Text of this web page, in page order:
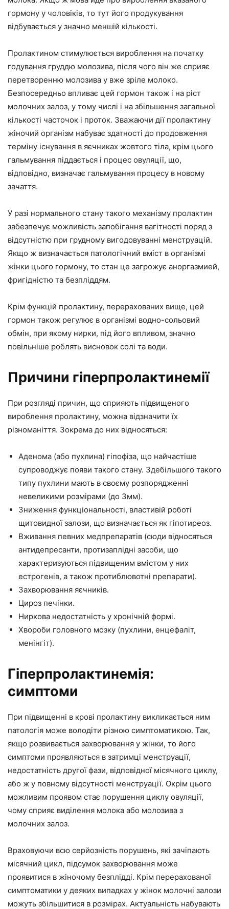
гормону у чоловіків, то тут його продукування
відбувається у значно меншій кількості.
Пролактином стимулюється вироблення на початку
годування груддю молозива, після чого він же сприяє
перетворенню молозива у вже зріле молоко.
Безпосередньо впливає цей гормон також і на ріст
молочних залоз, у тому числі і на збільшення загальної
кількості часточок і проток. Зважаючи дії пролактину
жіночий організм набуває здатності до продовження
терміну існування в яєчниках жовтого тіла, крім цього
гальмування піддається і процес овуляції, що,
відповідно, визначає гальмування процесу в новому
зачаття.
У разі нормального стану такого механізму пролактин
забезпечує можливість запобігання вагітності поряд з
відсутністю при грудному вигодовуванні менструацій.
Якщо ж визначається патологічний вміст в організмі
жінки цього гормону, то стан це загрожує аноргазмией,
фригідністю та безпліддям.
Крім функцій пролактину, перерахованих вище, цей
гормон також регулює в організмі водно-сольовий
обмін, при якому нирки, під його впливом, значно
повільніше роблять висновок солі та води.
Причини гіперпролактинемії
При розгляді причин, що сприяють підвищеного
вироблення пролактину, можна відзначити їх
різноманіття. Зокрема до них відносяться:
Аденома (або пухлина) гіпофіза, що найчастіше
супроводжує появи такого стану. Здебільшого такого
типу пухлини мають в своєму розпорядженні
невеликими розмірами (до 3мм).
Зниження функціональності, властивій роботі
щитовидної залози, що визначається як гіпотиреоз.
Вживання певних медпрепаратів (сюди відносяться
антидепресанти, протизаплідні засоби, що
характеризуються підвищеним вмістом у них
естрогенів, а також протиблювотні препарати).
Захворювання яєчників.
Цироз печінки.
Ниркова недостатність у хронічній формі.
Хвороби головного мозку (пухлини, енцефаліт,
менінгіт).
Гіперпролактинемія:
симптоми
При підвищенні в крові пролактину викликається ним
патологія може володіти різною симптоматикою. Так,
якщо розвивається захворювання у жінки, то його
симптоми проявляються в затримці менструації,
недостатність другої фази, відповідної місячного циклу,
або ж у повному відсутності менструації. Окрім цього
можливим проявом стає порушення циклу овуляції,
чому сприяє виділення молока або молозива з
молочних залоз.
Враховуючи всю серйозність порушень, які зачіпають
місячний цикл, підсумок захворювання може
проявитися в жіночому безплідді. Крім перерахованої
симптоматики у деяких випадках у жінок молочні залози
можуть збільшитися в розмірах. Актуальність набувають